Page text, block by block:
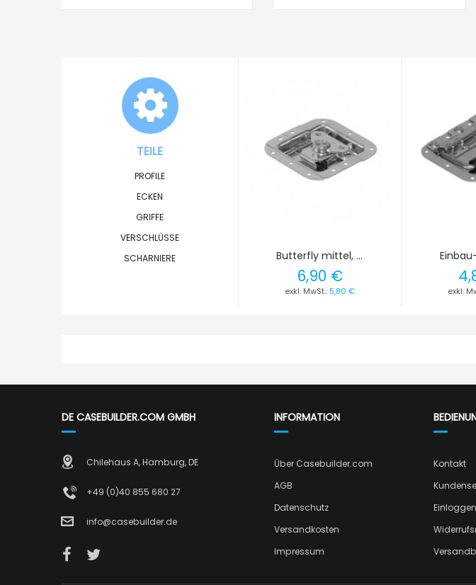
TEILE
PROFILE
ECKEN
GRIFFE
VERSCHLÜSSE
SCHARNIERE
Butterfly mittel, ...
6,90 €
5,80 €
DE CASEBUILDER.COM GMBH
Chilehaus A, Hamburg, DE
+49 (0)40 855 680 27
info@casebuilder.de
INFORMATION
Über Casebuilder.com
AGB
Datenschutz
Versandkosten
Impressum
Kontakt
Einloggen